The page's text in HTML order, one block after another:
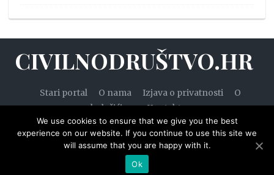
CIVILNODRUŠTVO.HR
Stari portal O nama Izjava o privatnosti
O
kolačićima
Kontakt
© 2020. — Civilnodruštvo.hr. Sva prava pridržana.
Designed by WPZOOM
We use cookies to ensure that we give you the best
experience on our website. If you continue to use this site we
will assume that you are happy with it.
Ok